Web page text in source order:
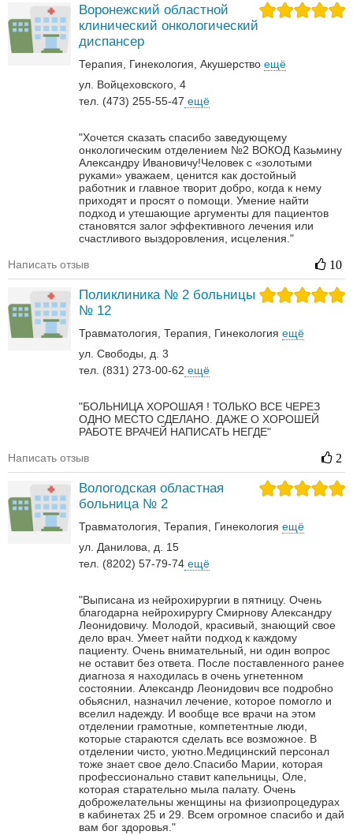
Воронежский областной
клинический онкологический
диспансер
Терапия Гинекология Акушерство ещё
ул. Войцеховского, 4
тел. (473) 255-55-47 ещё
"Хочется сказать спасибо заведующему
онкологическим отделением №2 ВОКОД Казьмину
Александру Ивановичу!Человек с «золотыми
руками» уважаем, ценится как достойный
работник и главное творит добро, когда к нему
приходят и просят о помощи. Умение найти
подход и утешающие аргументы для пациентов
становятся залог эффективного лечения или
счастливого выздоровления, исцеления."
Написать отзыв 10
Поликлиника № 2 больницы
№ 12
Травматология Терапия Гинекология ещё
ул. Свободы, д. 3
тел. (831) 273-00-62 ещё
"БОЛЬНИЦА ХОРОШАЯ ! ТОЛЬКО ВСЕ ЧЕРЕЗ
ОДНО МЕСТО СДЕЛАНО. ДАЖЕ О ХОРОШЕЙ
РАБОТЕ ВРАЧЕЙ НАПИСАТЬ НЕГДЕ"
Написать отзыв 2
Вологодская областная
больница № 2
Травматология Терапия Гинекология ещё
ул. Данилова, д. 15
тел. (8202) 57-79-74 ещё
"Выписана из нейрохирургии в пятницу. Очень
благодарна нейрохирургу Смирнову Александру
Леонидовичу. Молодой, красивый, знающий свое
дело врач. Умеет найти подход к каждому
пациенту. Очень внимательный, ни один вопрос
не оставит без ответа. После поставленного ранее
диагноза я находилась в очень угнетенном
состоянии. Александр Леонидович все подробно
обьяснил, назначил лечение, которое помогло и
вселил надежду. И вообще все врачи на этом
отделении грамотные, компетентные люди,
которые стараются сделать все возможное. В
отделении чисто, уютно.Медицинский персонал
тоже знает свое дело.Спасибо Марии, которая
профессионально ставит капельницы, Оле,
которая старательно мыла палату. Очень
доброжелательны женщины на физиопроцедурах
в кабинетах 25 и 29. Всем огромное спасибо и дай
вам бог здоровья."